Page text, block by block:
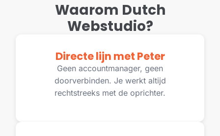
Waarom Dutch
Webstudio?
Directe lijn met Peter
Geen accountmanager, geen
doorverbinden. Je werkt altijd
rechtstreeks met de oprichter.